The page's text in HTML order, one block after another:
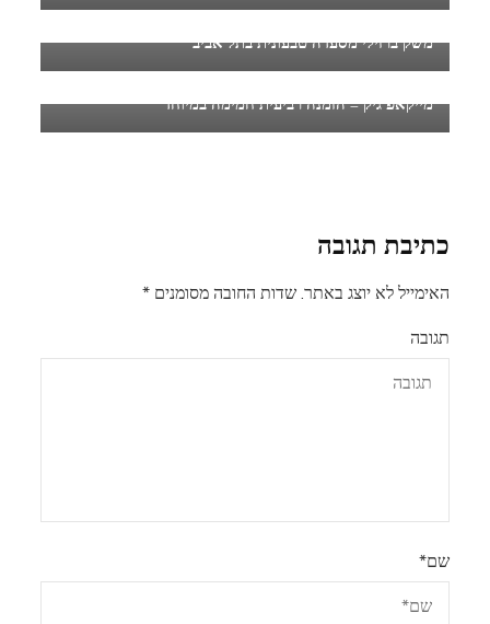
משק ברזילי מסעדה טבעונית בתל אביב
מייקאפ גיק – הזמנה רביעית חמימה במיוחד
כתיבת תגובה
האימייל לא יוצג באתר. שדות החובה מסומנים*
תגובה
שם*